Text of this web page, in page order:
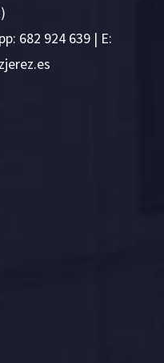
682 924 639 | E:
se.ze